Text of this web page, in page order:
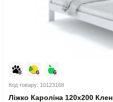
Код товару: 10123168
Ліжко Кароліна 120x200 Клен